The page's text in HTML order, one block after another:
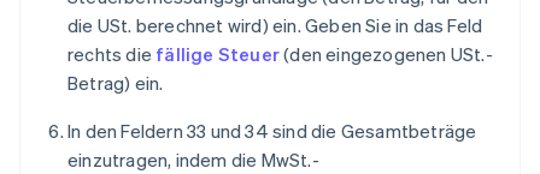
die USt. berechnet wird) ein. Geben Sie in das Feld
rechts die fällige Steuer(den eingezogenen USt.-
Betrag) ein.
In den Feldern 33 und 34 sind die Gesamtbeträge
einzutragen, indem die MwSt.-